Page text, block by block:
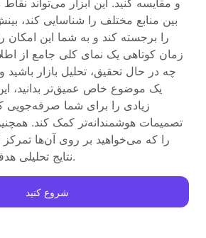
و مقایسه کنید. این ابزار می‌تواند
بین منابع مختلف را شناسایی کند،
را برجسته کند و به شما این
زمان کوتاهی یک نمای کلی جامع از
چه در حال تحقیق، تحلیل بازار باشید
یک موضوع خاص عمیق‌تر بدانید،
زیادی را برای شما صرفه‌جویی
تصمیمات هوشمندانه‌تر کمک کند.
را که می‌خواهید بر روی آن‌ها
نتایج تحلیلی هدفمندتری دریافت کنید.
شروع کنید